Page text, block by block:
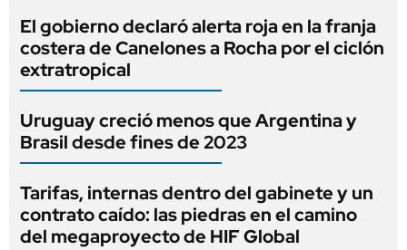
El gobierno declaró alerta roja en la franja
costera de Canelones a Rocha por el ciclón
extratropical
Uruguay creció menos que Argentina y
Brasil desde fines de 2023
Tarifas, internas dentro del gabinete y un
contrato caído: las piedras en el camino
del megaproyecto de HIF Global